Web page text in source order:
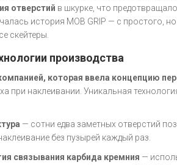
отверстий в шкурке, что
история MOB GRIP — с простого,
скейтеры.
производства
которая ввела концепцию
при наклеивании. Уникальная
— сотни едва заметных отверстий
без пузырей каждый раз.
связывания карбида кремния —